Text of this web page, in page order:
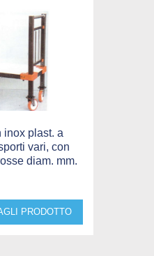
inox plast. a
vari, con
diam. mm.
PRODOTTO